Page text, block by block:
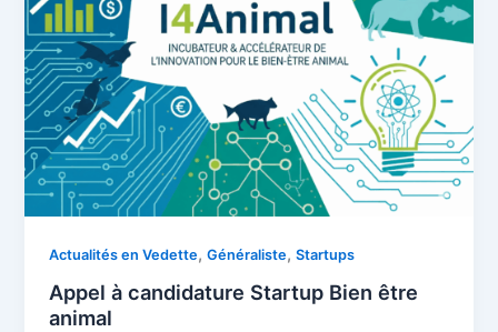
Actualités en Vedette,Généraliste,Startups
Appel à candidature Startup Bien être
animal